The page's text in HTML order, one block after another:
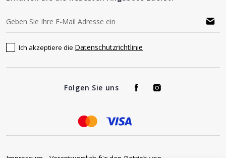
Ich akzeptiere die Datenschutzrichtlinie
Folgen Sie uns